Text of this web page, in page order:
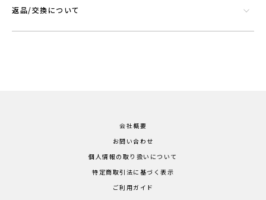
返品/交換について
会社概要
お問い合わせ
個人情報の取り扱いについて
特定商取引法に基づく表示
ご利用ガイド